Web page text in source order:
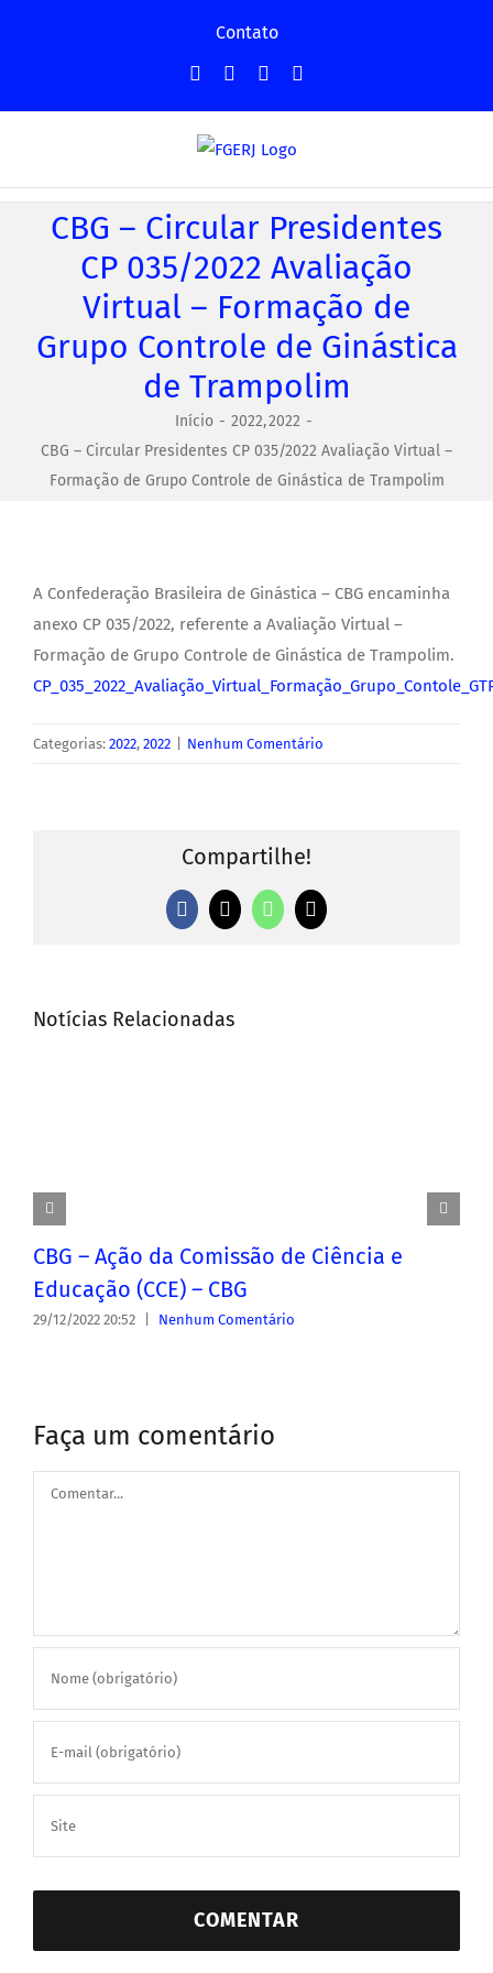
conteúdo
Contato
FacebookInstagramYouTube
Grupo
CBG – Circular Presidentes
CP 035/2022 Avaliação
Virtual – Formação de
Grupo Controle de Ginástica
de Trampolim
Início 2022 2022
CBG – Circular Presidentes CP 035/2022 Avaliação Virtual –
Formação de Grupo Controle de Ginástica de Trampolim
A Confederação Brasileira de Ginástica – CBG encaminha
anexo CP 035/2022, referente a Avaliação Virtual –
Formação de Grupo Controle de Ginástica de Trampolim.
Categorias: 2022, 2022 Nenhum Comentário
Compartilhe!
Facebook
X WhatsApp
E-
Notícias Relacionadas
CBG – Ação da Comissão de Ciência e
Educação (CCE) – CBG
29/12/2022 20:52 Nenhum Comentário
Faça um comentário
Comentar